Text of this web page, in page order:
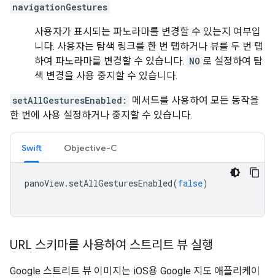
navigationGestures
사용자가 표시되는 파노라마를 변경할 수 있는지 여부입
니다. 사용자는 탐색 링크를 한 번 탭하거나 뷰를 두 번 탭
하여 파노라마를 변경할 수 있습니다. NO 로 설정하여 탐
색 변경을 사용 중지할 수 있습니다.
setAllGesturesEnabled:
메서드를 사용하여 모든 동작을
한 번에 사용 설정하거나 중지할 수 있습니다.
Swift Objective-C
panoView. setAllGesturesEnabled(false)
URL 스키마를 사용하여 스트리트 뷰 실행
Google 스트리트 뷰 이미지는 iOS용 Google 지도 애플리케이